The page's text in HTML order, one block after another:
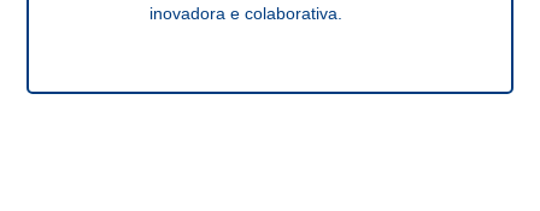
inovadora e colaborativa.